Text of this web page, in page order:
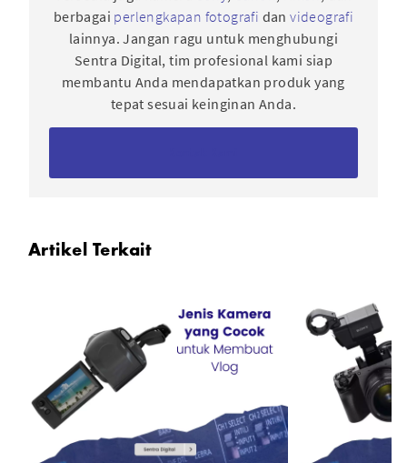
berbagai perlengkapan fotografi danvideografi
lainnya. Jangan ragu untuk menghubungi
Sentra Digital, tim profesional kami siap
membantu Anda mendapatkan produk yang
tepat sesuai keinginan Anda.
Artikel Terkait